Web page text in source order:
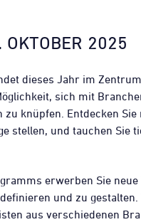
OKTOBER 2025
dieses Jahr im
sich mit
knüpfen. Entdecken Sie
stellen, und tauchen Sie
erwerben Sie
und zu
aus verschiedenen